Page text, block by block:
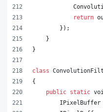
return
} ) ;
}
}
class
{
public static
IPixelBuffer